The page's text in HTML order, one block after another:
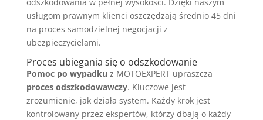
usługom prawnym klienci oszczędzają średnio 45 dni
na proces samodzielnej negocjacji z
ubezpieczycielami.
Proces ubiegania się o odszkodowanie
Pomoc po wypadku z MOTOEXPERT upraszcza
proces odszkodowawczy. Kluczowe jest
zrozumienie, jak działa system. Każdy krok jest
kontrolowany przez ekspertów, którzy dbają o każdy